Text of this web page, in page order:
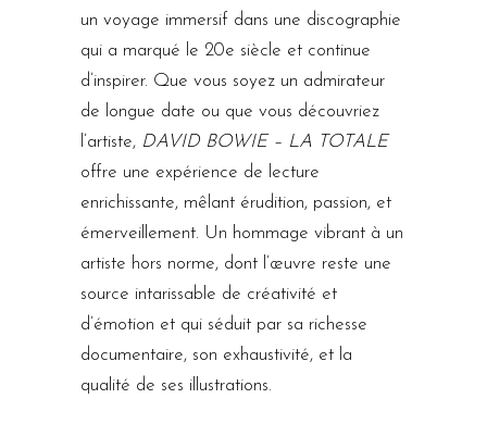
un voyage immersif dans une discographie
qui a marqué le 20e siècle et continue
d’inspirer. Que vous soyez un admirateur
de longue date ou que vous découvriez
l’artiste, DAVID BOWIE – LA TOTALE
offre une expérience de lecture
enrichissante, mêlant érudition, passion, et
émerveillement. Un hommage vibrant à un
artiste hors norme, dont l’œuvre reste une
source intarissable de créativité et
d’émotion et qui séduit par sa richesse
documentaire, son exhaustivité, et la
qualité de ses illustrations.